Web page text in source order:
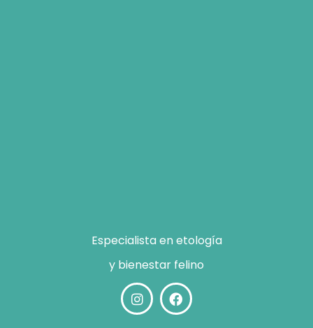
Especialista en etología
y bienestar felino